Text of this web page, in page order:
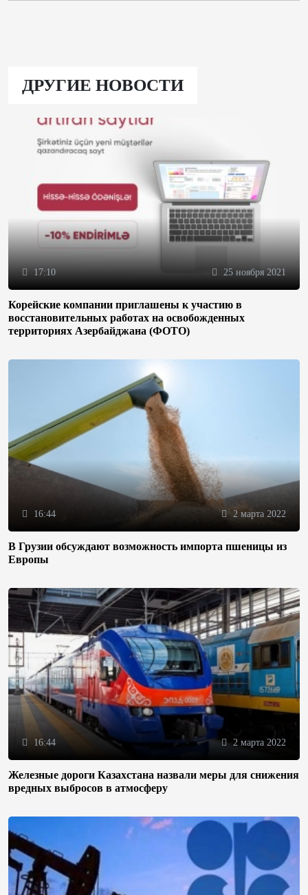
ДРУГИЕ НОВОСТИ
17:10 25 ноября 2021
Корейские компании приглашены к участию в
восстановительных работах на освобожденных
территориях Азербайджана (ФОТО)
16:44 2 марта 2022
В Грузии обсуждают возможность импорта пшеницы из
Европы
16:44 2 марта 2022
Железные дороги Казахстана назвали меры для снижения
вредных выбросов в атмосферу